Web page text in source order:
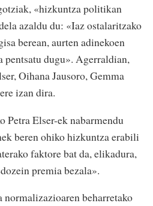
«hizkuntza politikan
azaldu du: «Iaz ostalaritzako
berean, aurten adinekoen
pentsatu dugu». Agerraldian,
Oihana Jausoro, Gemma
izan dira.
Petra Elser-ek nabarmendu
beren ohiko hizkuntza erabili
faktore bat da, elikadura,
premia bezala».
beharretako